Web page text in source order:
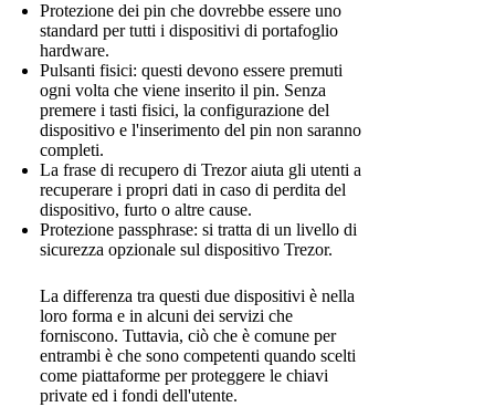
Protezione dei pin che dovrebbe essere uno
standard per tutti i dispositivi di portafoglio
hardware.
Pulsanti fisici: questi devono essere premuti
ogni volta che viene inserito il pin. Senza
premere i tasti fisici, la configurazione del
dispositivo e l'inserimento del pin non saranno
completi.
La frase di recupero di Trezor aiuta gli utenti a
recuperare i propri dati in caso di perdita del
dispositivo, furto o altre cause.
Protezione passphrase: si tratta di un livello di
sicurezza opzionale sul dispositivo Trezor.
La differenza tra questi due dispositivi è nella
loro forma e in alcuni dei servizi che
forniscono. Tuttavia, ciò che è comune per
entrambi è che sono competenti quando scelti
come piattaforme per proteggere le chiavi
private ed i fondi dell'utente.